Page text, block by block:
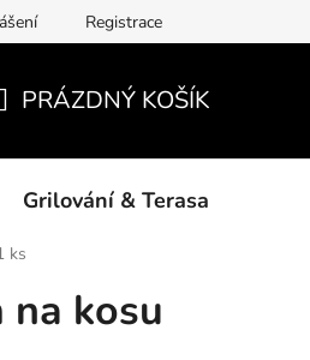
informace a odkazy ÚKZÚZ
Registrace
KOŠÍK
PRÁZDNÝ KOŠÍK
Grilování & Terasa
ks
kosu